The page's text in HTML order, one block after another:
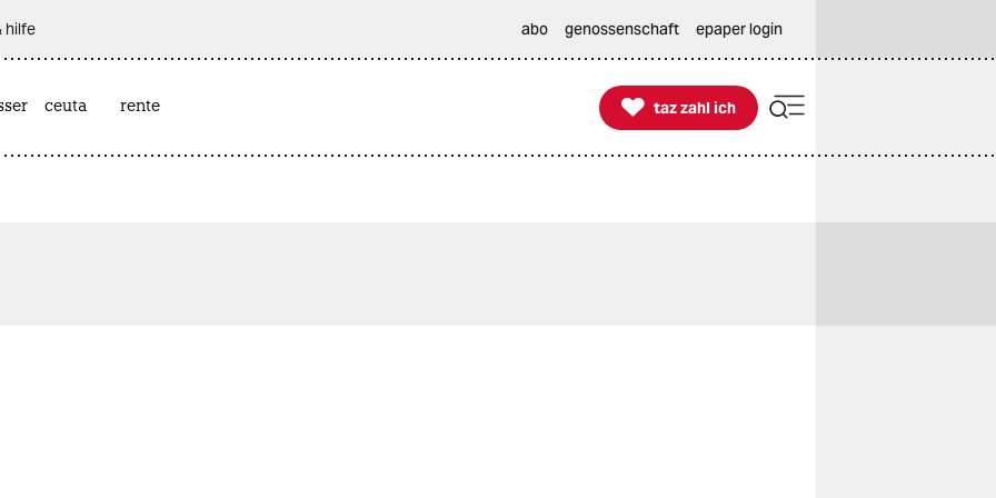
hilfe abo genossenschaft epaper login
ceuta rente 
taz zahl ich
taz zahl ich